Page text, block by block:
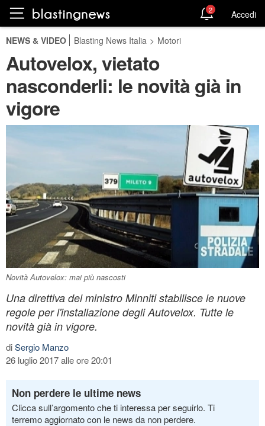
2 Accedi
NEWS & VIDEO Blasting News Italia > Motori
Autovelox, vietato
nasconderli: le novità già in
vigore
Novità Autovelox: mai più nascosti
Una direttiva del ministro Minniti stabilisce le nuove
regole per l'installazione degli Autovelox. Tutte le
novità già in vigore.
diSergio Manzo
26 luglio 2017 alle ore 20:01
Non perdere le ultime news
Clicca sull’argomento che ti interessa per seguirlo. Ti
terremo aggiornato con le news da non perdere.